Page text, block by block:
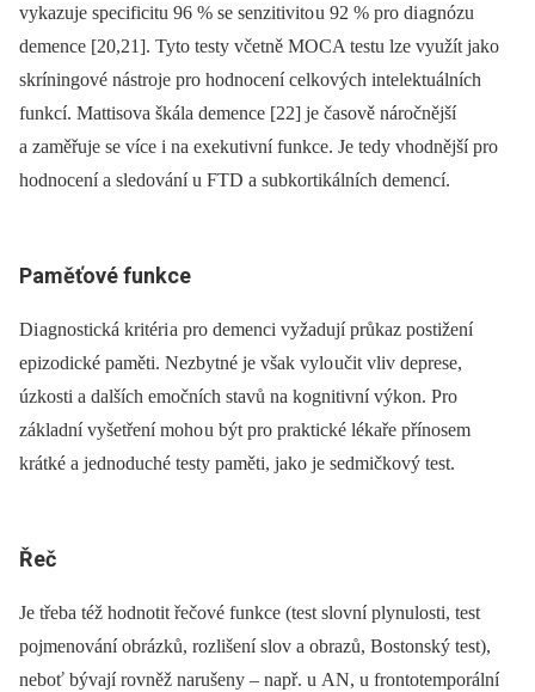
vykazuje specificitu 96 % se senzitivito u 92 % pro di agnózu
demence [20,21]. Tyto testy včetně MOCA testu lze využít jako
skríningové nástroje pro hodnocení celkových intelektuálních
funkcí. Mattisova škála demence [22] je časově náročnější
a zaměřuje se více i na exekutivní funkce. Je tedy vhodnější pro
hodnocení a sledování u FTD a subkortikálních demencí.
Paměťové funkce
Di agnostická kritéri a pro demenci vy­ža­dují průkaz postižení
epizodické paměti. Nezbytné je však vylo učit vliv deprese,
úzkosti a dalších emočních stavů na kognitivní výkon. Pro
základní vyšetření moho u být pro praktické lékaře přínosem
krátké a jednoduché testy paměti, jako je sedmičkový test.
Řeč
Je třeba též hodnotit řečové funkce (test slovní plynulosti, test
pojmenování obrázků, rozlišení slov a obrazů, Bostonský test),
neboť bývají rovněž narušeny –⁠ např. u AN, u frontotemporální